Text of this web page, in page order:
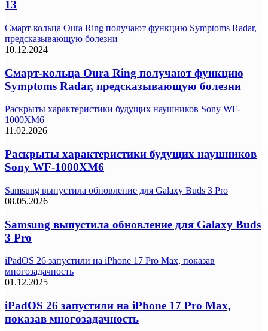
13
Смарт-кольца Oura Ring получают функцию Symptoms Radar,
предсказывающую болезни
10.12.2024
Смарт-кольца Oura Ring получают функцию
Symptoms Radar, предсказывающую болезни
Раскрыты характеристики будущих наушников Sony WF-
1000XM6
11.02.2026
Раскрыты характеристики будущих наушников
Sony WF-1000XM6
Samsung выпустила обновление для Galaxy Buds 3 Pro
08.05.2026
Samsung выпустила обновление для Galaxy Buds
3 Pro
iPadOS 26 запустили на iPhone 17 Pro Max, показав
многозадачность
01.12.2025
iPadOS 26 запустили на iPhone 17 Pro Max,
показав многозадачность